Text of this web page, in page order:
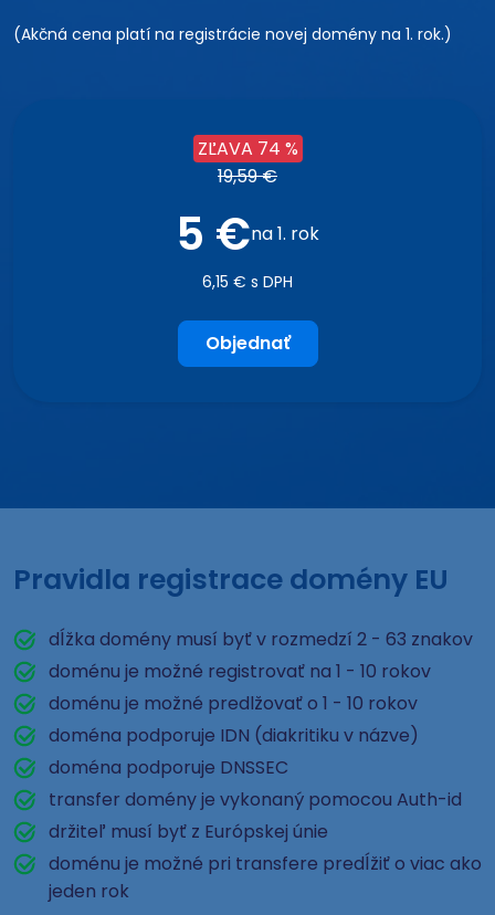
(Akčná cena platí na registrácie novej domény na 1. rok.)
ZĽAVA 74 %
19,59 €
5 €na 1. rok
6,15 € s DPH
Objednať
Pravidla registrace domény EU
dĺžka domény musí byť v rozmedzí 2 - 63 znakov
doménu je možné registrovať na 1 - 10 rokov
doménu je možné predlžovať o 1 - 10 rokov
doména podporuje IDN (diakritiku v názve)
doména podporuje DNSSEC
transfer domény je vykonaný pomocou Auth-id
držiteľ musí byť z Európskej únie
doménu je možné pri transfere predĺžiť o viac ako
jeden rok